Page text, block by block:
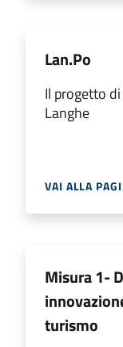
Lan.Po
Il progetto
Langhe
VAI ALLA
Misura 1-
turismo